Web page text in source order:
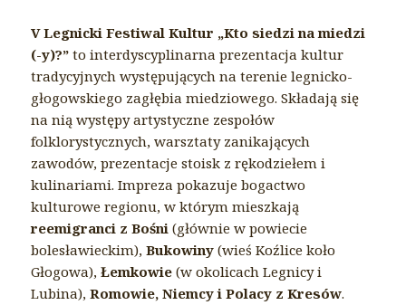
V Legnicki Festiwal Kultur „Kto siedzi na miedzi
(-y)?” to interdyscyplinarna prezentacja kultur
tradycyjnych występujących na terenie legnicko-
głogowskiego zagłębia miedziowego. Składają się
na nią występy artystyczne zespołów
folklorystycznych, warsztaty zanikających
zawodów, prezentacje stoisk z rękodziełem i
kulinariami. Impreza pokazuje bogactwo
kulturowe regionu, w którym mieszkają
reemigranci z Bośni (głównie w powiecie
bolesławieckim),Bukowiny (wieś Koźlice koło
Głogowa),Łemkowie (w okolicach Legnicy i
Lubina),Romowie, Niemcy i Polacy z Kresów.